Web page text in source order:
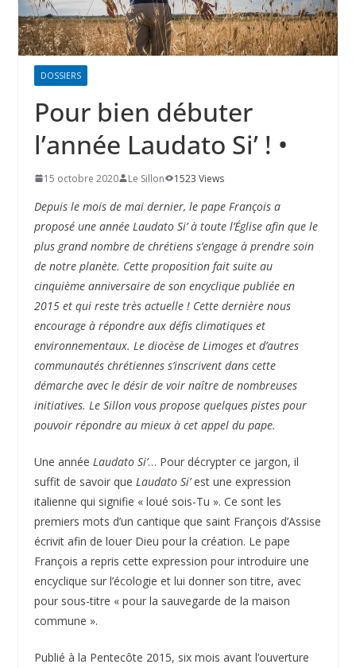
DOSSIERS
Pour bien débuter
l’année Laudato Si’ ! •
15 octobre 2020 Le Sillon 1523 Views
Depuis le mois de mai dernier, le pape François a
proposé une année Laudato Si’ à toute l’Église afin que le
plus grand nombre de chrétiens s’engage à prendre soin
de notre planète. Cette proposition fait suite au
cinquième anniversaire de son encyclique publiée en
2015 et qui reste très actuelle ! Cette dernière nous
encourage à répondre aux défis climatiques et
environnementaux. Le diocèse de Limoges et d’autres
communautés chrétiennes s’inscrivent dans cette
démarche avec le désir de voir naître de nombreuses
initiatives. Le Sillon vous propose quelques pistes pour
pouvoir répondre au mieux à cet appel du pape.
Une année Laudato Si’… Pour décrypter ce jargon, il
suffit de savoir que Laudato Si’est une expression
italienne qui signifie « loué sois-Tu ». Ce sont les
premiers mots d’un cantique que saint François d’Assise
écrivit afin de louer Dieu pour la création. Le pape
François a repris cette expression pour introduire une
encyclique sur l’écologie et lui donner son titre, avec
pour sous-titre « pour la sauvegarde de la maison
commune ».
Publié à la Pentecôte 2015, six mois avant l’ouverture